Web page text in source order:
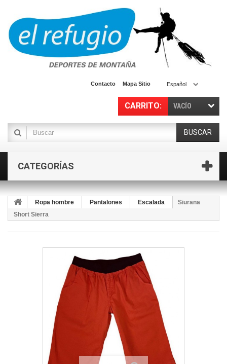
Español
Contacto Mapa Sitio
CARRITO: VACÍO
BUSCAR
CATEGORÍAS
Ropa hombre Pantalones Escalada
Siurana
Short Sierra